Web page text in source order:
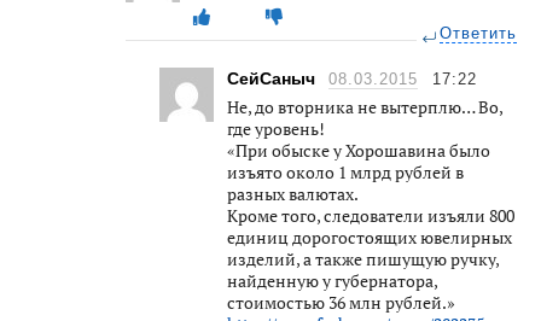
Ответить
СейСаныч 08.03.2015 17:22
Не, до вторника не вытерплю… Во,
где уровень!
«При обыске у Хорошавина было
изъято около 1 млрд рублей в
разных валютах.
Кроме того, следователи изъяли 800
единиц дорогостоящих ювелирных
изделий, а также пишущую ручку,
найденную у губернатора,
стоимостью 36 млн рублей.»